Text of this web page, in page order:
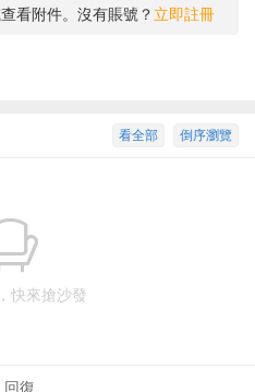
看附件。沒有賬號？ 立即註冊
倒序瀏覽
看全部
快來搶沙發
回復